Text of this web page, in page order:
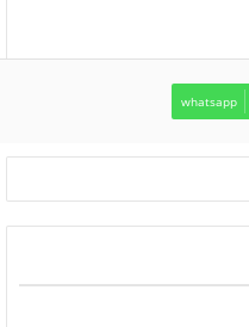
whatsapp